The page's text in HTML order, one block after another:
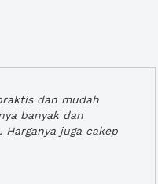
dan mudah
banyak dan
juga cakep